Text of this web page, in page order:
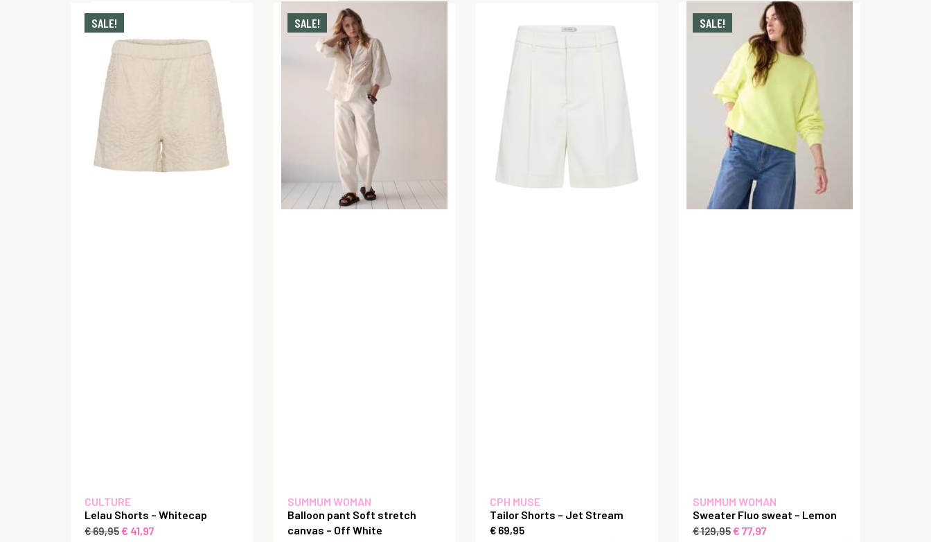
SALE!
CULTURE
Lelau Shorts – Whitecap
€69,95€ 41,97
SALE!
SUMMUM WOMAN
Balloon pant Soft stretch
canvas – Off White
CPH MUSE
Tailor Shorts – Jet Stream
€ 69,95
SALE!
SUMMUM WOMAN
Sweater Fluo sweat – Lemon
€129,95€ 77,97